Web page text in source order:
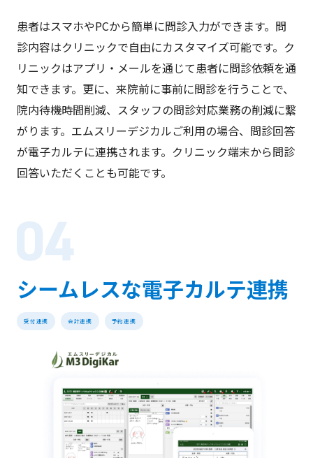
患者はスマホやPCから簡単に問診入力ができます。問
診内容はクリニックで自由にカスタマイズ可能です。ク
リニックはアプリ・メールを通じて患者に問診依頼を通
知できます。更に、来院前に事前に問診を行うことで、
院内待機時間削減、スタッフの問診対応業務の削減に繋
がります。エムスリーデジカルご利用の場合、問診回答
が電子カルテに連携されます。クリニック端末から問診
回答いただくことも可能です。
シームレスな電子カルテ連携
受付連携 会計連携 予約連携